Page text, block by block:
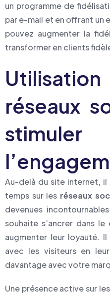
un programme de
par e-mail et en offrant un
pouvez augmenter la
transformer en clients
réseaux
stimuler
Au-delà du site internet, il
temps sur les réseaux
devenues
souhaite s’ancrer dans
augmenter leur loyauté.
avec les visiteurs en
davantage avec votre
Une présence active sur